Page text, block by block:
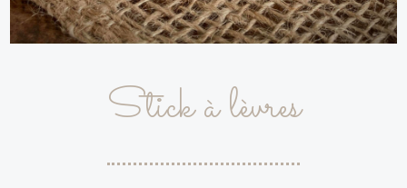
Stick à lèvres